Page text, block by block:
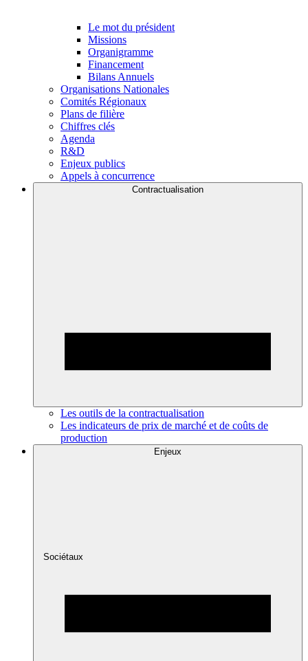
Le mot du président
Missions
Organigramme
Financement
Bilans Annuels
Organisations Nationales
Comités Régionaux
Plans de filière
Chiffres clés
Agenda
R&D
Enjeux publics
Appels à concurrence
Contractualisation
Les outils de la contractualisation
Les indicateurs de prix de marché et de coûts de
production
Enjeux
Sociétaux